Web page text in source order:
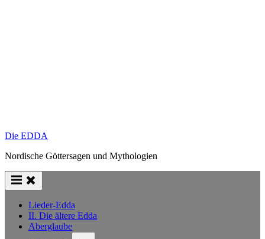
Die EDDA
Nordische Göttersagen und Mythologien
Lieder-Edda
II. Die ältere Edda
Aberglaube